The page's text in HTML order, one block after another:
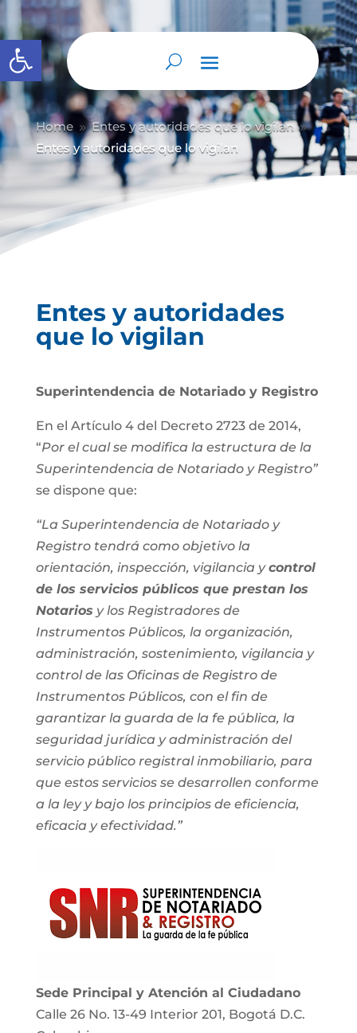
Abrir barra de herramientas
Home 9 Entes y autoridades que lo vigilan 9
Entes y autoridades que lo vigilan
Entes y autoridades
que lo vigilan
Superintendencia de Notariado y Registro
En el Artículo 4 del Decreto 2723 de 2014,
“Por el cual se modifica la estructura de la
Superintendencia de Notariado y Registro”
se dispone que:
“La Superintendencia de Notariado y
Registro tendrá como objetivo la
orientación, inspección, vigilancia ycontrol
de los servicios públicos que prestan los
Notarios y los Registradores de
Instrumentos Públicos, la organización,
administración, sostenimiento, vigilancia y
control de las Oficinas de Registro de
Instrumentos Públicos, con el fin de
garantizar la guarda de la fe pública, la
seguridad jurídica y administración del
servicio público registral inmobiliario, para
que estos servicios se desarrollen conforme
a la ley y bajo los principios de eficiencia,
eficacia y efectividad.”
Sede Principal y Atención al Ciudadano
Calle 26 No. 13-49 Interior 201, Bogotá D.C.